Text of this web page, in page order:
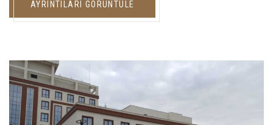
AYRINTILARI GÖRÜNTÜLE